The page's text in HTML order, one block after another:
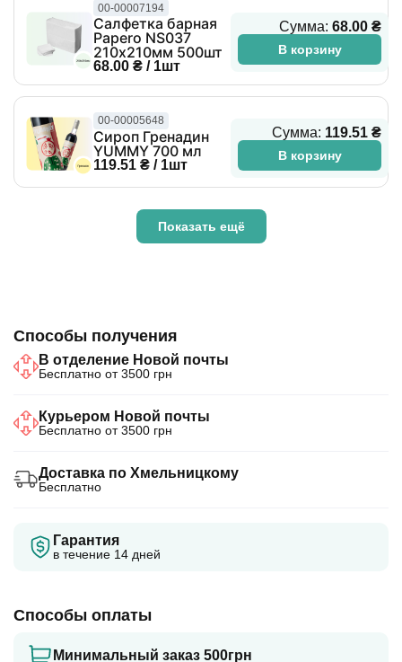
00-00007194
Салфетка барная
Papero NS037
210х210мм 500шт
68.00 ₴ / 1шт
Сумма: 68.00 ₴
В корзину
00-00005648
Сироп Гренадин
YUMMY 700 мл
119.51 ₴ / 1шт
Сумма: 119.51 ₴
В корзину
Показать ещё
Способы получения
В отделение Новой почты
Бесплатно от 3500 грн
Курьером Новой почты
Бесплатно от 3500 грн
Доставка по Хмельницкому
Бесплатно
Гарантия
в течение 14 дней
Способы оплаты
Минимальный заказ 500грн